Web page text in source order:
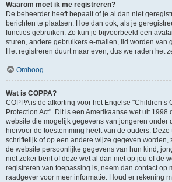
Waarom moet ik me registreren?
De beheerder heeft bepaalt of je al dan niet
berichten te plaatsen. Hoe dan ook, als je
functies gebruiken. Zo kun je bijvoorbeeld een
sturen, andere gebruikers e-mailen, lid worden van
Het registreren duurt maar even, dus we raden het
Omhoog
Wat is COPPA?
COPPA is de afkorting voor het Engelse "Children’s
Protection Act". Dit is een Amerikaanse wet uit 1998
website die mogelijk gegevens van jongeren onder
hiervoor de toestemming heeft van de ouders.
schriftelijk of op een andere wijze gegeven worden,
de website persoonlijke gegevens van hun kind,
niet zeker bent of deze wet al dan niet op jou of de
registreren van toepassing is, neem dan contact op
raadgever voor meer informatie. Houd er rekening